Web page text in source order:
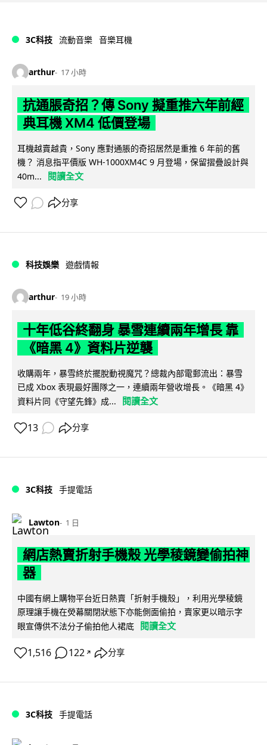
3C科技 流動音樂 音樂耳機
arthur 17 小時
抗通脹奇招？傳 Sony 擬重推六年前經
典耳機 XM4 低價登場
耳機越賣越貴，Sony 應對通脹的奇招居然是重推 6 年前的舊
機？ 消息指平價版 WH-1000XM4C 9 月登場，保留摺疊設計與
40m...
閱讀全文
分享
科技娛樂 遊戲情報
arthur 19 小時
十年低谷終翻身 暴雪連續兩年增長 靠
《暗黑 4》資料片逆襲
收購兩年，暴雪終於擺脫動視魔咒？總裁內部電郵流出：暴雪
已成 Xbox 表現最好團隊之一，連續兩年營收增長。《暗黑 4》
資料片同《守望先鋒》成...
閱讀全文
13 分享
3C科技 手提電話
Lawton 1 日
網店熱賣折射手機殼 光學稜鏡變偷拍神
器
中國有網上購物平台近日熱賣「折射手機殼」，利用光學稜鏡
原理讓手機在熒幕關閉狀態下亦能側面偷拍，賣家更以暗示字
眼宣傳供不法分子偷拍他人裙底
閱讀全文
1,516 122 ↗ 分享
3C科技 手提電話